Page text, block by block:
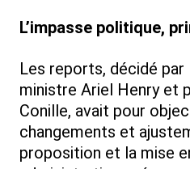
L’impasse politique,
Les reports, décidé par
ministre Ariel Henry et
Conille, avait pour
changements et
proposition et la mise